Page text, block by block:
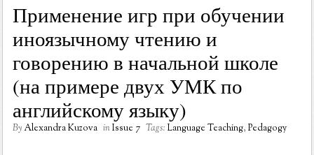
Применение игр при обучении
иноязычному чтению и
говорению в начальной школе
(на примере двух УМК по
английскому языку)
By Alexandra Kuzova inIssue 7 Tags: Language Teaching, Pedagogy